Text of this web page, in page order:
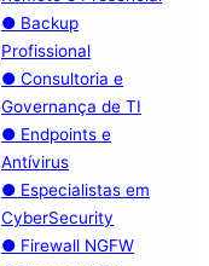
● Backup
Profissional
● Consultoria e
Governança de TI
● Endpoints e
Antívirus
● Especialistas em
CyberSecurity
● Firewall NGFW